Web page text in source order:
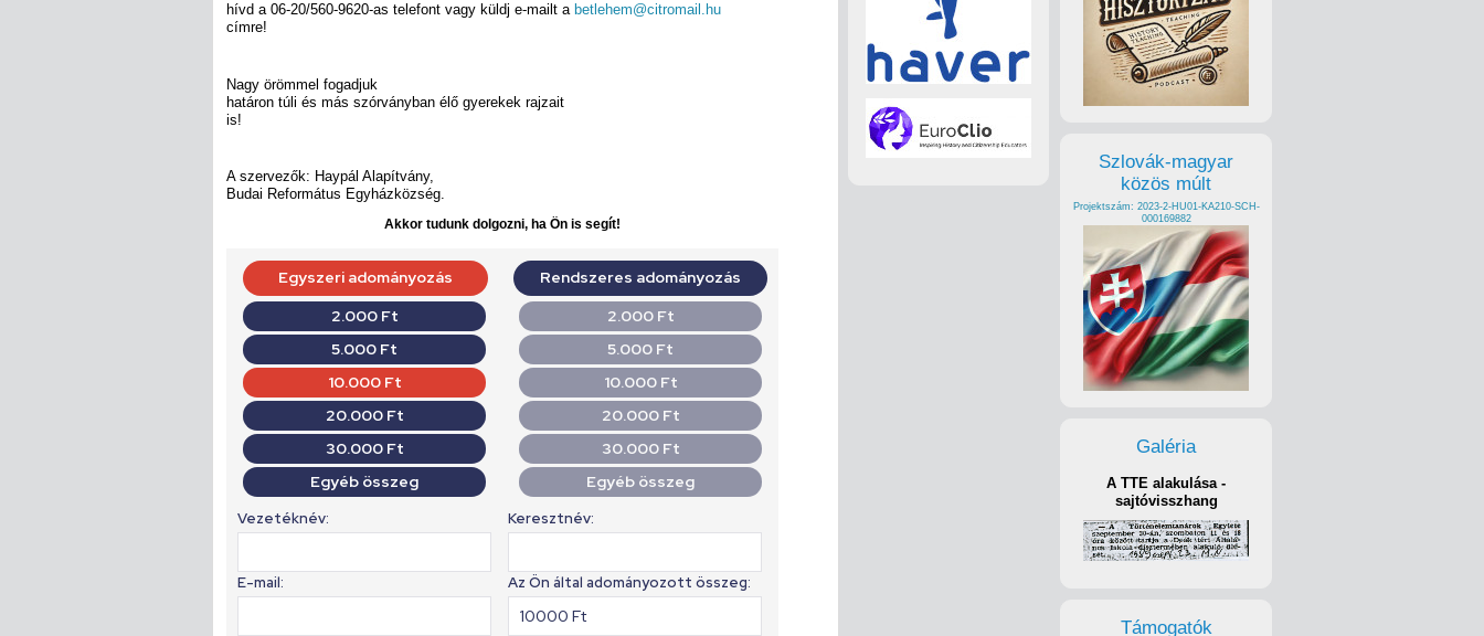
hívd a 06-20/560-9620-as telefont vagy küldj e-mailt a betlehem@citromail.hu
címre!
Nagy örömmel fogadjuk
határon túli és más szórványban élő gyerekek rajzait
is!
A szervezők: Haypál Alapítvány,
Budai Református Egyházközség.
Akkor tudunk dolgozni, ha Ön is segít!
Szlovák-magyar
közös múlt
Projektszám: 2023-2-HU01-KA210-SCH-
000169882
Galéria
A TTE alakulása -
sajtóvisszhang
Támogatók